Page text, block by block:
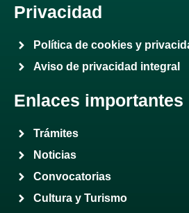
c
e
b
o
o
t
i
t
t
r
u
u
b
e
a
g
r
t
o
k
Privacidad
Política de cookies y
Aviso de privacidad integral
Enlaces importantes
Trámites
Noticias
Convocatorias
Cultura y Turismo